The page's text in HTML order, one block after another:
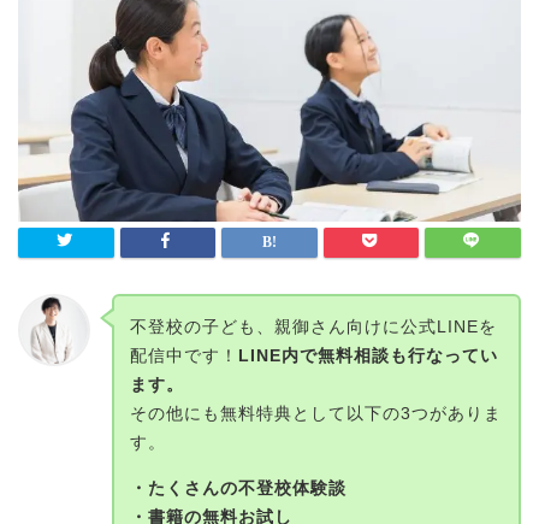
不登校の子ども、親御さん向けに公式LINEを
配信中です！ LINE内で無料相談も行なってい
ます。
その他にも無料特典として以下の3つがありま
す。
・たくさんの不登校体験談
・書籍の無料お試し